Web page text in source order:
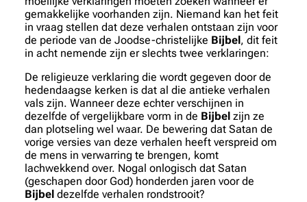
gemakkelijke voorhanden zijn. Niemand kan het feit
in vraag stellen dat deze verhalen ontstaan zijn voor
de periode van de Joodse-christelijke Bijbel, dit feit
in acht nemende zijn er slechts twee verklaringen:
De religieuze verklaring die wordt gegeven door de
hedendaagse kerken is dat al die antieke verhalen
vals zijn. Wanneer deze echter verschijnen in
dezelfde of vergelijkbare vorm in de Bijbel zijn ze
dan plotseling wel waar. De bewering dat Satan de
vorige versies van deze verhalen heeft verspreid om
de mens in verwarring te brengen, komt
lachwekkend over. Nogal onlogisch dat Satan
(geschapen door God) honderden jaren voor de
Bijbel dezelfde verhalen rondstrooit?